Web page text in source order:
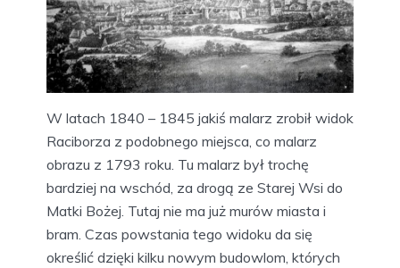
W latach 1840 – 1845 jakiś malarz zrobił widok
Raciborza z podobnego miejsca, co malarz
obrazu z 1793 roku. Tu malarz był trochę
bardziej na wschód, za drogą ze Starej Wsi do
Matki Bożej. Tutaj nie ma już murów miasta i
bram. Czas powstania tego widoku da się
określić dzięki kilku nowym budowlom, których